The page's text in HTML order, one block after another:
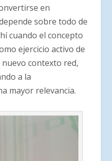
en
sobre todo de
cuando el concepto
ejercicio activo de
contexto red,
a la
mayor relevancia.